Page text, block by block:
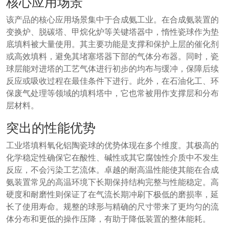
该产品的核心应用场景集中于合成氨工业。在合成氨装置的
变换炉、脱碳塔、甲烷化炉等关键塔器中，惰性瓷球作为垫
底填料被大量使用。其主要功能是支撑和保护上层的催化剂
或高效填料，避免其堵塞塔器下部的气体分布器。同时，瓷
球层能对进塔的工艺气体进行初步的均布与缓冲，保障后续
反应或吸收过程在最佳条件下进行。此外，在石油化工、环
保废气处理等领域的填料塔中，它也常被用作支撑层和分布
层材料。
突出的性能优势
工业塔填料氧化铝陶瓷球的优势体现在多个维度。其极高的
化学稳定性确保它在酸性、碱性或其它腐蚀性介质中不发生
反应，不会污染工艺流体。卓越的耐高温性能使其能在合成
氨装置常见的高温环境下长期保持结构完整与性能稳定。高
硬度和耐磨性则保证了在气流长期冲刷下极低的磨损率，延
长了使用寿命。规整的球形与精确的尺寸带来了更均匀的流
体分布和更低的操作压降，有助于降低装置的整体能耗。